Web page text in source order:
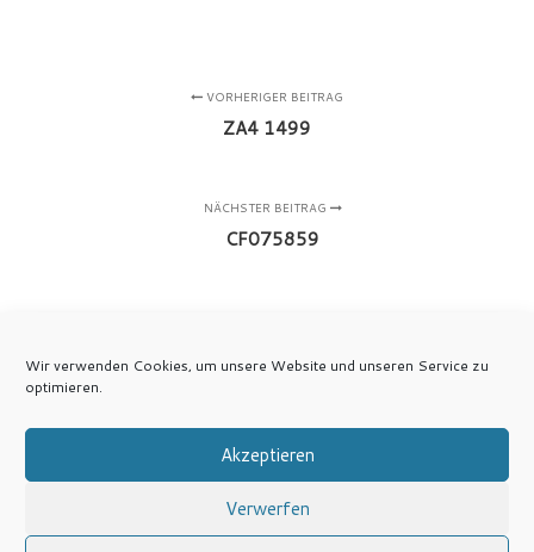
Wir verwenden Cookies, um unsere Website und unseren Service zu
optimieren.
Akzeptieren
Verwerfen
VORHERIGER BEITRAG
ZA4 1499
NÄCHSTER BEITRAG
CF075859